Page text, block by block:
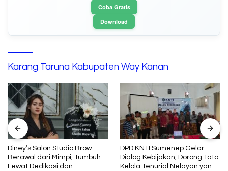
Coba Gratis
Download
Karang Taruna Kabupaten Way Kanan
Diney’s Salon Studio Brow:
Berawal dari Mimpi, Tumbuh
Lewat Dedikasi dan
DPD KNTI Sumenep Gelar
Dialog Kebijakan, Dorong Tata
Kelola Tenurial Nelayan yang